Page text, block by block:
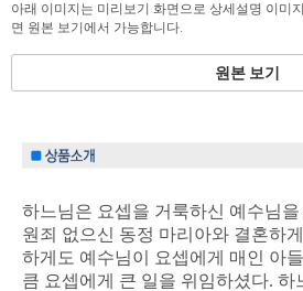
아래 이미지는 미리보기 화면으로 상세설명 이미
면 원본 보기에서 가능합니다.
원본 보기
하느님은 요셉을 거룩하신 예수님을
원죄 없으신 동정 마리아와 결혼하
하게도 예수님이 요셉에게 매인 아
큼 요셉에게 큰 일을 위임하셨다. 하